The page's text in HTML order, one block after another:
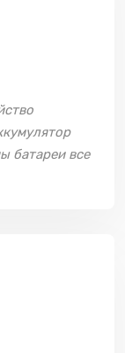
батареи все